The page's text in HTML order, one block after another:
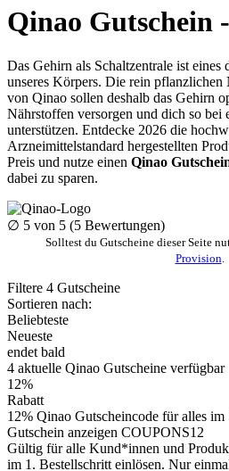
Qinao Gutschein
Das Gehirn als Schaltzentrale ist eines
unseres Körpers. Die rein pflanzlichen
von Qinao sollen deshalb das Gehirn
Nährstoffen versorgen und dich so bei
unterstützen. Entdecke 2026 die
Arzneimittelstandard hergestellten
Preis und nutze einen Qinao
dabei zu sparen.
∅ 5 von 5 (5 Bewertungen)
Solltest du Gutscheine dieser Seite
Provision
Filtere 4 Gutscheine
Sortieren nach:
Beliebteste
Neueste
endet bald
4 aktuelle Qinao Gutscheine verfügbar
12%
Rabatt
12% Qinao Gutscheincode für alles im
Gutschein anzeigen COUPONS12
Gültig für alle Kund*innen und
im 1. Bestellschritt einlösen. Nur